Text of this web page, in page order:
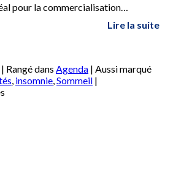
pour la commercialisation…
Lire la suite
| Rangé dans Agenda | Aussi marqué
, insomnie,Sommeil |